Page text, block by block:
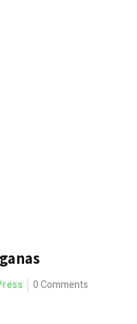
0 Comments